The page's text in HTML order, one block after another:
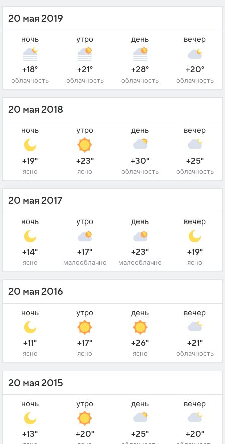
20 мая 2019
ночь
+18°
облачность
утро
+21°
облачность
день
+28°
облачность
вечер
+20°
облачность
20 мая 2018
ночь
+19°
ясно
утро
+23°
ясно
день
+30°
облачность
вечер
+25°
облачность
20 мая 2017
ночь
+14°
ясно
утро
+17°
малооблачно
день
+23°
малооблачно
вечер
+19°
ясно
20 мая 2016
ночь
+11°
ясно
утро
+17°
ясно
день
+26°
ясно
вечер
+21°
облачность
20 мая 2015
ночь
+13°
утро
+20°
день
+25°
вечер
+20°